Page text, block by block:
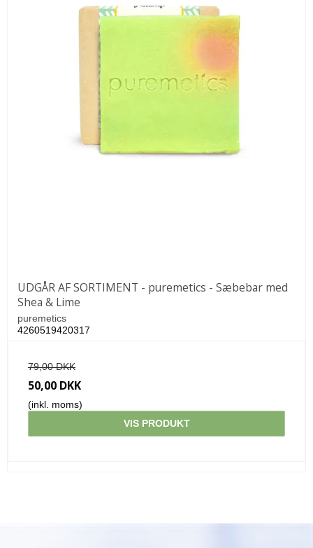
UDGÅR AF SORTIMENT - puremetics - Sæbebar med
Shea & Lime
puremetics
4260519420317
79,00 DKK
50,00 DKK
(inkl. moms)
VIS PRODUKT